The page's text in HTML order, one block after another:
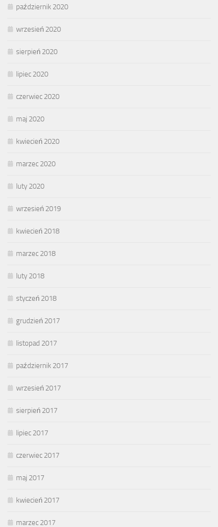
październik 2020
wrzesień 2020
sierpień 2020
lipiec 2020
czerwiec 2020
maj 2020
kwiecień 2020
marzec 2020
luty 2020
wrzesień 2019
kwiecień 2018
marzec 2018
luty 2018
styczeń 2018
grudzień 2017
listopad 2017
październik 2017
wrzesień 2017
sierpień 2017
lipiec 2017
czerwiec 2017
maj 2017
kwiecień 2017
marzec 2017